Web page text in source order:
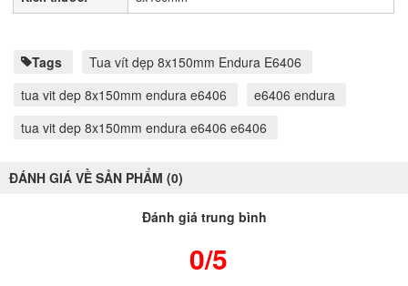
Tags
Tua vít dẹp 8x150mm Endura E6406
tua vit dep 8x150mm endura e6406
e6406 endura
tua vit dep 8x150mm endura e6406 e6406
ĐÁNH GIÁ VỀ SẢN PHẨM (0)
Đánh giá trung bình
0/5